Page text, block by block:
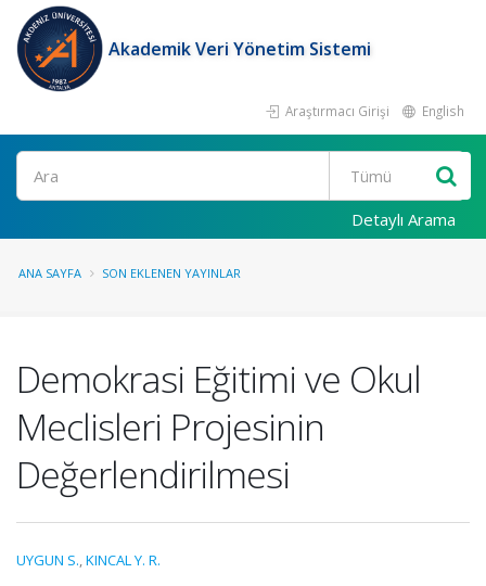
Akademik Veri Yönetim Sistemi
Araştırmacı Girişi English
Ara
Detaylı Arama
ANA SAYFA SON EKLENEN YAYINLAR
Demokrasi Eğitimi ve Okul
Meclisleri Projesinin
Değerlendirilmesi
UYGUN S.,KINCAL Y. R.